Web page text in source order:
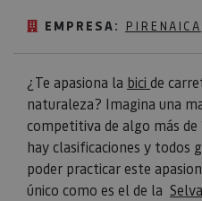
EMPRESA: PIRENAICA
¿Te apasiona la bici de
naturaleza? Imagina una
competitiva de algo más
hay clasificaciones y todos
poder practicar este
único como es el de la